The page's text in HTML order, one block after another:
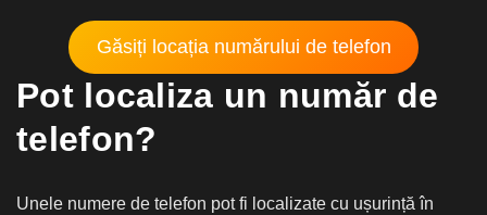
Găsiți locația numărului de telefon
Pot localiza un număr de
telefon?
Unele numere de telefon pot fi localizate cu ușurință în